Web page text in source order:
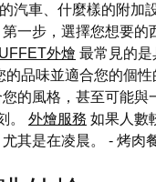
汽車、什麼樣的附加
第一步，選擇您想要的
外燴 最常見的
品味並適合您的個
的風格，甚至可能與
。 外燴服務 如果人數
其是在凌晨。 - 烤肉